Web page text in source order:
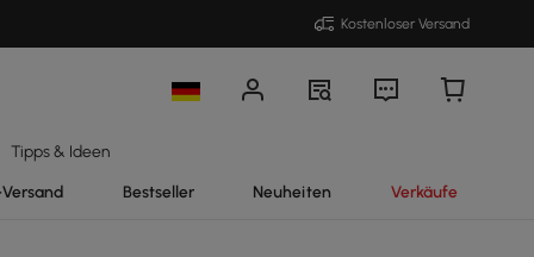
Kostenloser Versand
Tipps & Ideen
Bestseller Neuheiten Verkäufe